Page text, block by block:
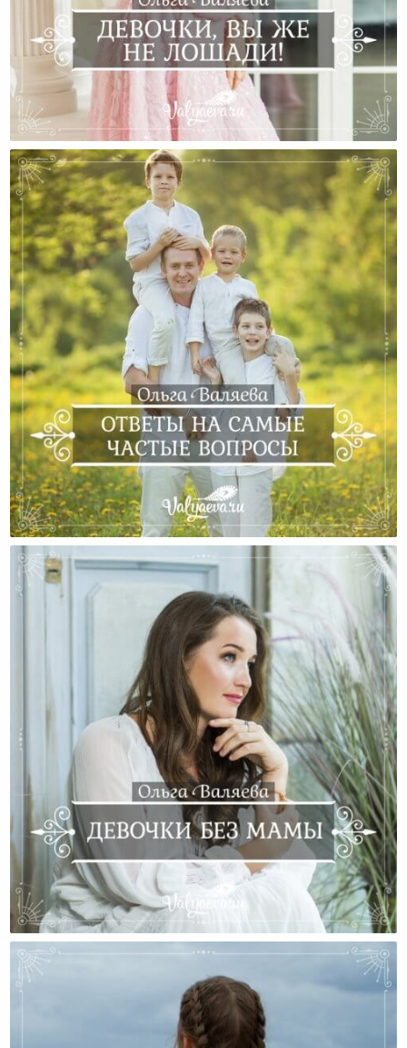
Девочки, Вы Же Не Лошади!
Ответы На Самые Частые Вопросы
Девочки Без Мамы